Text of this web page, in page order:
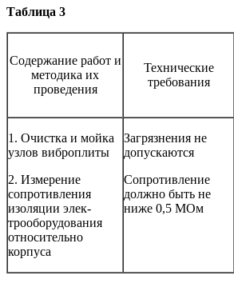
Таблица 3
Содержание работ и
ме­тодика их
проведения
Технические
требования
1. Очистка и мойка
узлов виброплиты
2. Измерение
сопротив­ления
изоляции элек­
трооборудования
отно­сительно
корпуса
Загрязнения не
допус­каются
Сопротивление
должно быть не
ниже 0,5 МОм